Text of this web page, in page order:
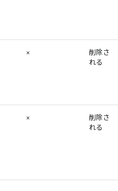
×
削除さ
れる
×
削除さ
れる